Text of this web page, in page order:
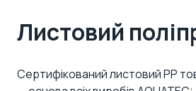
Листовий
Сертифікований листовий PP